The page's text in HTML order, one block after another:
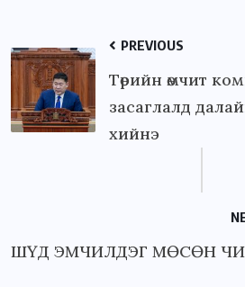
PREVIOUS
Төрийн өмчит
засаглалд
хийнэ
ШҮД ЭМЧИЛДЭГ МӨСӨН